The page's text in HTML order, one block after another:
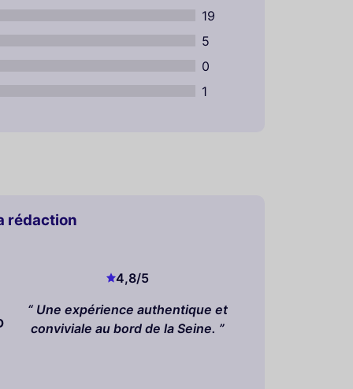
19
5
0
1
rédaction
4,8/5
Une expérience authentique et
conviviale au bord de la Seine.